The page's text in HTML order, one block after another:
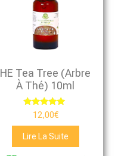
HE Tea Tree (arbre
À Thé) 10ml
Note
5.00
sur 5
12,00€
Lire La Suite